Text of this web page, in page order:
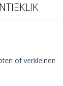
of verkleinen